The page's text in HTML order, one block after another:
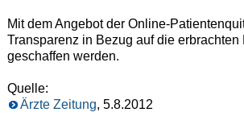
Mit dem Angebot der Online-
Transparenz in Bezug auf die erbrachten
geschaffen werden.
Quelle:
Ärzte Zeitung, 5.8.2012